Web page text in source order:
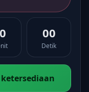
00
Detik
ketersediaan